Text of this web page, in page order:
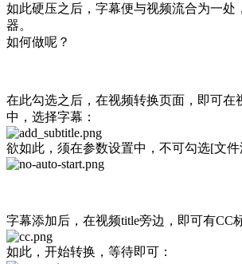
如此硬压之后，字幕便与视频流合为一处
器。
如何做呢？
在此勾选之后，在视频转换页面，即可在
中，选择字幕：
欲如此，须在参数设置中，不可勾选[文件
字幕添加后，在视频title旁边，即可有CC
如此，开始转换，等待即可：